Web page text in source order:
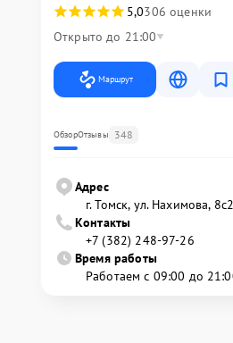
5,0306 оценки
Открыто до 21:00
Маршрут
ОбзорОтзывы 348
Адрес
г. Томск, ул. Нахимова, 8с2
Контакты
+7 (382) 248-97-26
Время работы
Работаем с 09:00 до